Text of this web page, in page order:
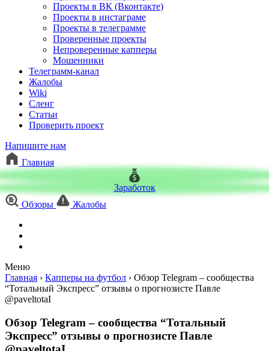
Проекты в ВК (Вконтакте)
Проекты в инстаграме
Проекты в телеграмме
Проверенные проекты
Непроверенные капперы
Мошенники
Телеграмм-канал
Жалобы
Wiki
Сленг
Статьи
Проверить проект
Напишите нам
Главная
Заработок
Обзоры
Жалобы
Меню
Главная › Капперы на футбол › Обзор Telegram – сообщества
“Тотальный Экспресс” отзывы о прогнозисте Павле
@paveltotaI
Обзор Telegram – сообщества “Тотальный
Экспресс” отзывы о прогнозисте Павле